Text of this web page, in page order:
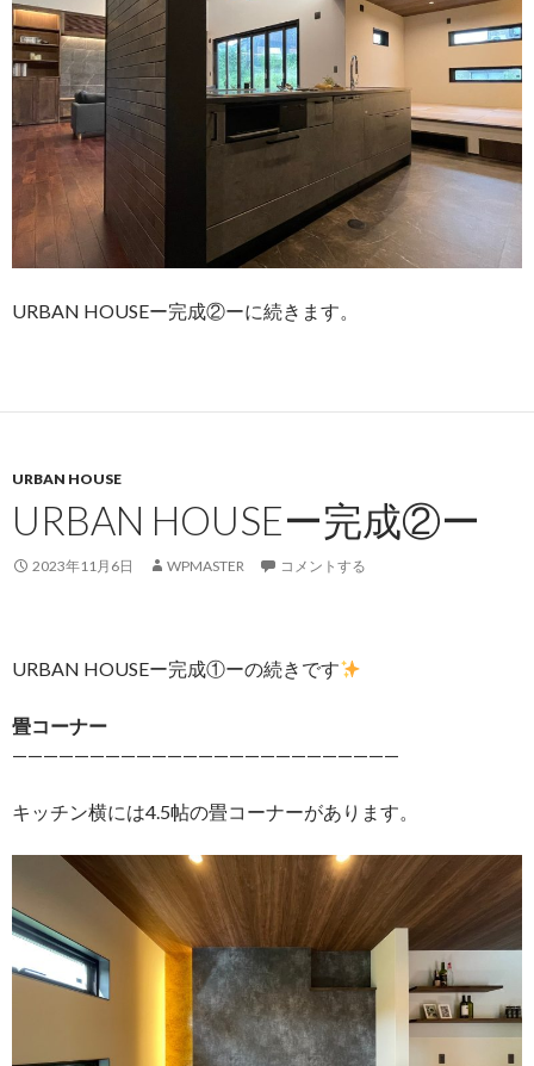
URBAN HOUSEー完成②ーに続きます。
URBAN HOUSE
URBAN HOUSEー完成②ー
2023年11月6日 WPMASTER コメントする
URBAN HOUSEー完成①ーの続きです
畳コーナー
—————————————————————————
キッチン横には4.5帖の畳コーナーがあります。